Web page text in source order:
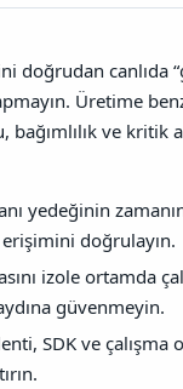
doğrudan canlıda
Üretime
ve kritik
yedeğinin
doğrulayın.
izole ortamda
güvenmeyin.
SDK ve çalışma